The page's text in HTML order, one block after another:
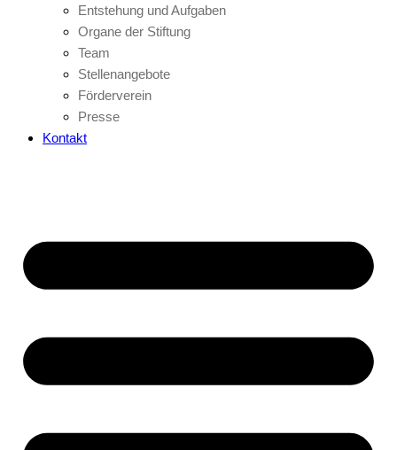
Entstehung und Aufgaben
Organe der Stiftung
Team
Stellenangebote
Förderverein
Presse
Kontakt